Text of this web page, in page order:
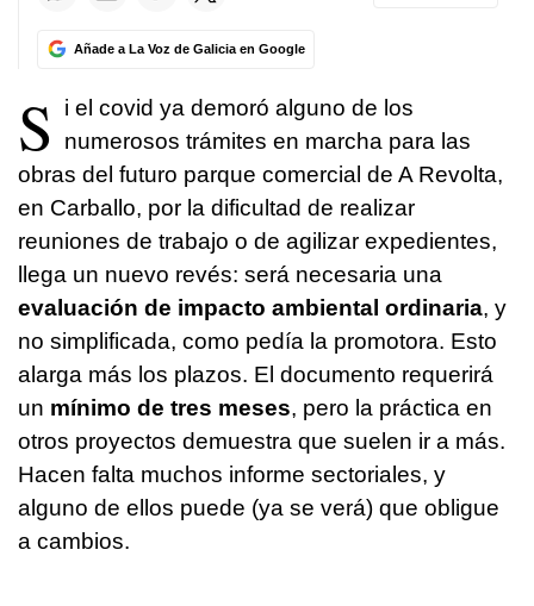
Añade a La Voz de Galicia en Google
S
i el covid ya demoró alguno de los
numerosos trámites en marcha para las
obras del futuro parque comercial de A Revolta,
en Carballo, por la dificultad de realizar
reuniones de trabajo o de agilizar expedientes,
llega un nuevo revés: será necesaria una
evaluación de impacto ambiental ordinaria, y
no simplificada, como pedía la promotora. Esto
alarga más los plazos. El documento requerirá
un mínimo de tres meses, pero la práctica en
otros proyectos demuestra que suelen ir a más.
Hacen falta muchos informe sectoriales, y
alguno de ellos puede (ya se verá) que obligue
a cambios.